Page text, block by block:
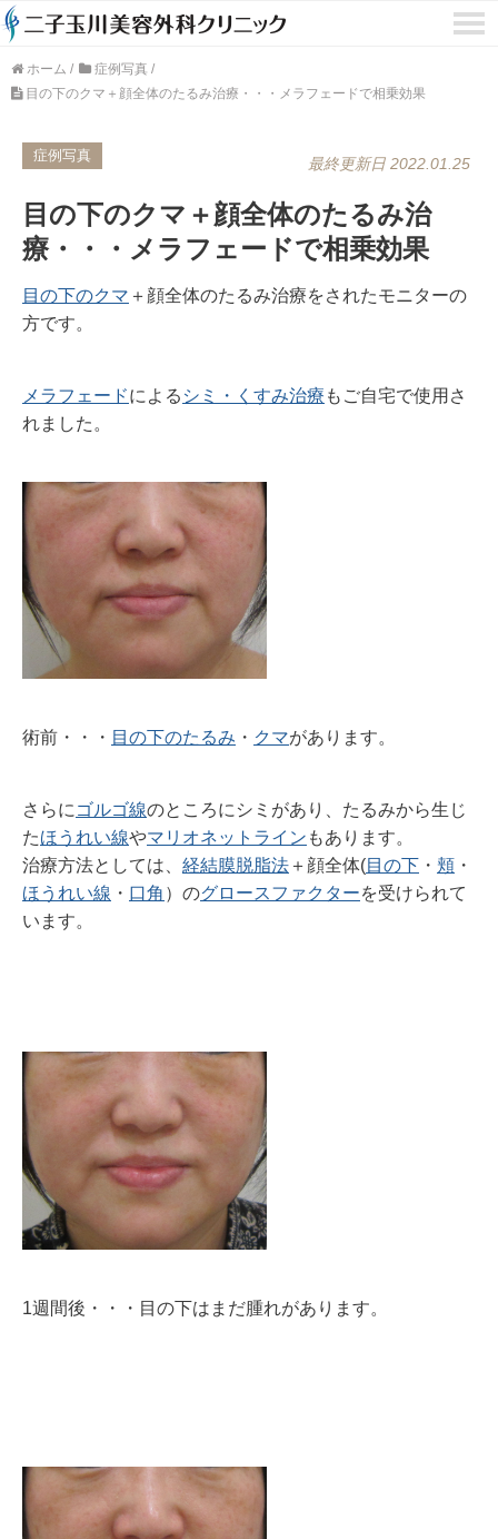
ホーム / 症例写真 /
目の下のクマ＋顔全体のたるみ治療・・・メラフェードで相乗効果
症例写真 最終更新日 2022.01.25
目の下のクマ＋顔全体のたるみ治
療・・・メラフェードで相乗効果
目の下のクマ ＋顔全体のたるみ治療をされたモニターの
方です。
メラフェードによる シミ・くすみ治療 もご自宅で使用さ
れました。
術前・・・ 目の下のたるみ ・ クマがあります。
さらに ゴルゴ線のところにシミがあり、たるみから生じ
たほうれい線やマリオネットライン もあります。
治療方法としては、 経結膜脱脂法 ＋顔全体(目の下 ・ 頬 ・
ほうれい線 ・ 口角 ）のグロースファクターを受けられて
います。
1週間後・・・目の下はまだ腫れがあります。